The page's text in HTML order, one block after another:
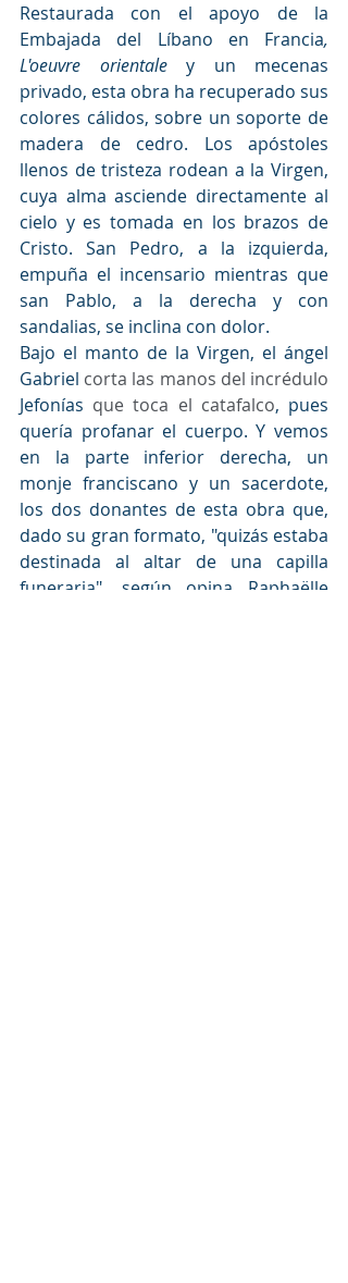
Restaurada con el apoyo de la
Embajada del Líbano en Francia,
L'oeuvre orientale y un mecenas
privado, esta obra ha recuperado sus
colores cálidos, sobre un soporte de
madera de cedro. Los apóstoles
llenos de tristeza rodean a la Virgen,
cuya alma asciende directamente al
cielo y es tomada en los brazos de
Cristo. San Pedro, a la izquierda,
empuña el incensario mientras que
san Pablo, a la derecha y con
sandalias, se inclina con dolor.
Bajo el manto de la Virgen, el ángel
Gabriel
Jefonías que toca el catafalco, pues
quería profanar el cuerpo. Y vemos
en la parte inferior derecha, un
monje franciscano y un sacerdote,
los dos donantes de esta obra que,
dado su gran formato, "quizás estaba
destinada al altar de una capilla
funeraria", según opina Raphaëlle